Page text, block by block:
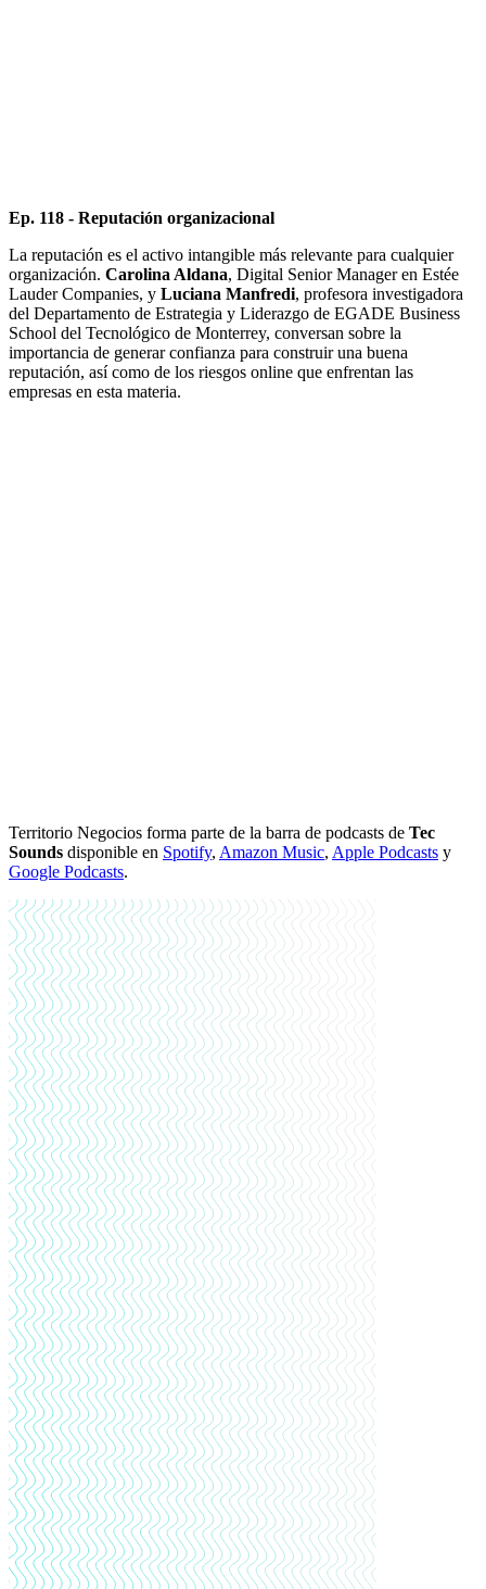
Ep. 118 - Reputación organizacional
La reputación es el activo intangible más relevante para cualquier
organización. Carolina Aldana, Digital Senior Manager en Estée
Lauder Companies, y Luciana Manfredi, profesora investigadora
del Departamento de Estrategia y Liderazgo de EGADE Business
School del Tecnológico de Monterrey, conversan sobre la
importancia de generar confianza para construir una buena
reputación, así como de los riesgos online que enfrentan las
empresas en esta materia.
Territorio Negocios forma parte de la barra de podcasts de Tec
Sounds disponible en Spotify, Amazon Music, Apple Podcasts y
Google Podcasts.